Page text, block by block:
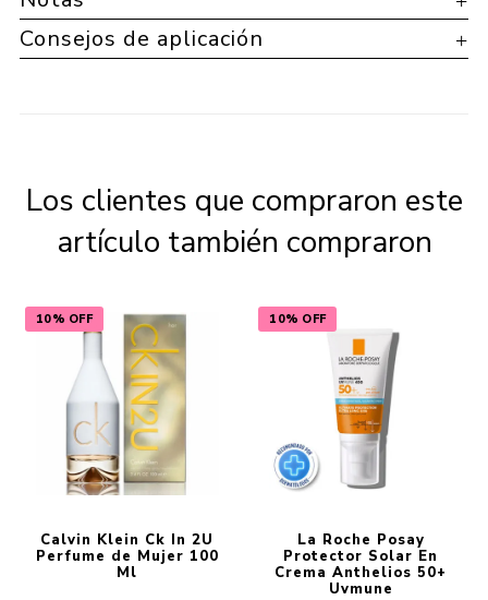
Consejos de aplicación
Los clientes que compraron este
artículo también compraron
10% OFF
Calvin Klein Ck In 2U
Perfume de Mujer 100
Ml
10% OFF
La Roche Posay
Protector Solar En
Crema Anthelios 50+
Uvmune